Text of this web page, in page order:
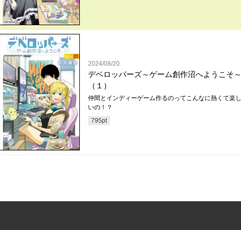
2024/08/20
デベロッパーズ～ゲーム創作沼へようこそ～
（１）
仲間とインディーゲーム作るのってこんなに熱くて楽し
いの！？
795pt